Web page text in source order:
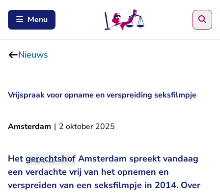
Menu
Nieuws
Vrijspraak voor opname en verspreiding seksfilmpje
Amsterdam | 2 oktober 2025
Het gerechtshof Amsterdam spreekt vandaag
een verdachte vrij van het opnemen en
verspreiden van een seksfilmpje in 2014. Over